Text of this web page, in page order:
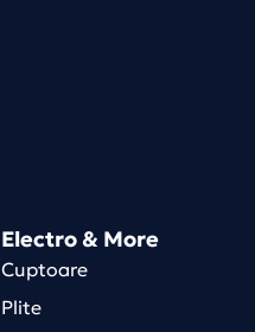
Electro & More
Cuptoare
Plite